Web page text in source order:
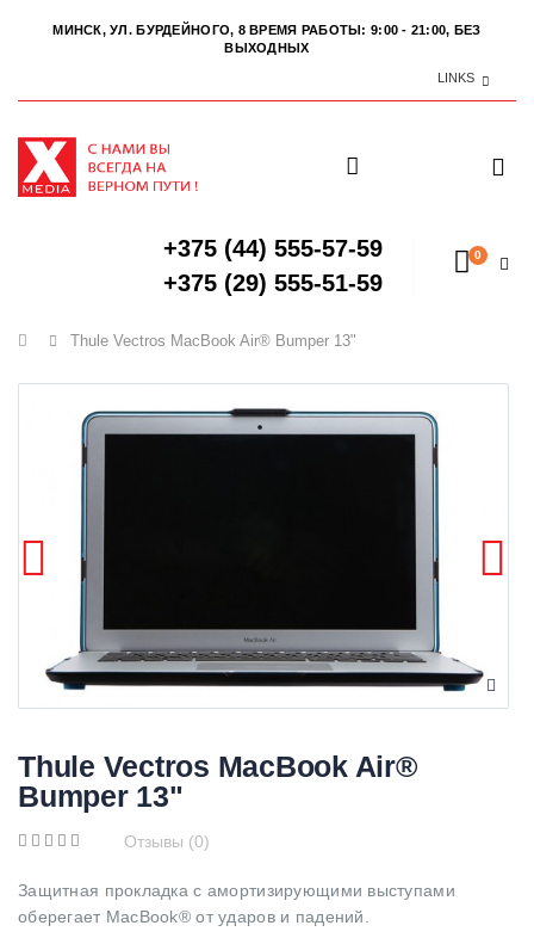
МИНСК, УЛ. БУРДЕЙНОГО, 8 ВРЕМЯ РАБОТЫ: 9:00 - 21:00, БЕЗ
ВЫХОДНЫХ
LINKS
+375 (44) 555-57-59
+375 (29) 555-51-59
0
Главная
Thule Vectros MacBook Air® Bumper 13"
Thule Vectros MacBook Air®
Bumper 13"
Отзывы (0)
Защитная прокладка с амортизирующими выступами
оберегает MacBook® от ударов и падений.